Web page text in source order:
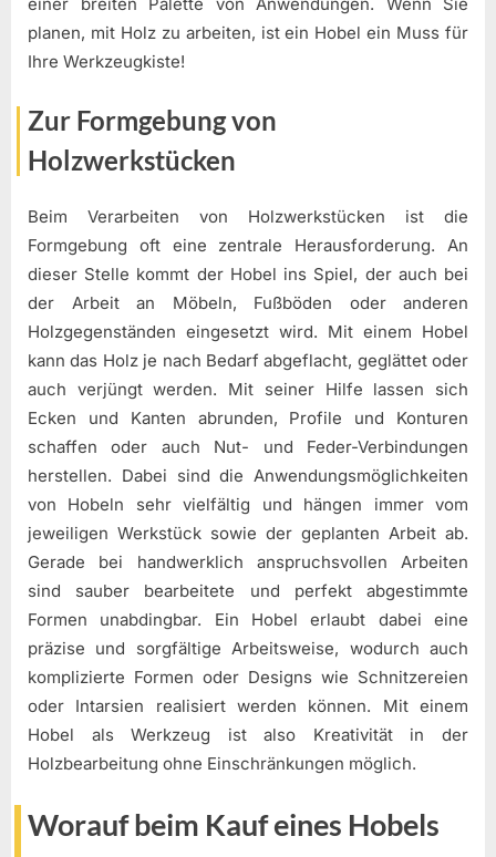
planen, mit Holz zu arbeiten, ist ein Hobel ein Muss für
Ihre Werkzeugkiste!
Zur Formgebung von
Holzwerkstücken
Beim Verarbeiten von Holzwerkstücken ist die
Formgebung oft eine zentrale Herausforderung. An
dieser Stelle kommt der Hobel ins Spiel, der auch bei
der Arbeit an Möbeln, Fußböden oder anderen
Holzgegenständen eingesetzt wird. Mit einem Hobel
kann das Holz je nach Bedarf abgeflacht, geglättet oder
auch verjüngt werden. Mit seiner Hilfe lassen sich
Ecken und Kanten abrunden, Profile und Konturen
schaffen oder auch Nut- und Feder-Verbindungen
herstellen. Dabei sind die Anwendungsmöglichkeiten
von Hobeln sehr vielfältig und hängen immer vom
jeweiligen Werkstück sowie der geplanten Arbeit ab.
Gerade bei handwerklich anspruchsvollen Arbeiten
sind sauber bearbeitete und perfekt abgestimmte
Formen unabdingbar. Ein Hobel erlaubt dabei eine
präzise und sorgfältige Arbeitsweise, wodurch auch
komplizierte Formen oder Designs wie Schnitzereien
oder Intarsien realisiert werden können. Mit einem
Hobel als Werkzeug ist also Kreativität in der
Holzbearbeitung ohne Einschränkungen möglich.
Worauf beim Kauf eines Hobels